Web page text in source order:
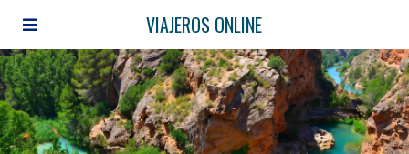
VIAJEROS ONLINE